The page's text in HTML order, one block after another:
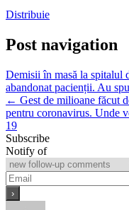
Distribuie
Post navigation
Demisii în masă la spitalul
abandonat pacienții. Au
← Gest de milioane făcut
pentru coronavirus. Unde
19
Subscribe
Notify of